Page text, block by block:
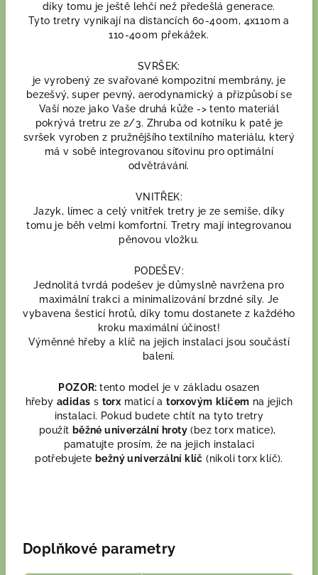
díky tomu je ještě lehčí než předešlá generace.
Tyto tretry vynikají na distancích 60-400m, 4x110m a
110-400m překážek.
SVRŠEK:
je vyrobený ze svařované kompozitní membrány, je
bezešvý, super pevný, aerodynamický a přizpůsobí se
Vaší noze jako Vaše druhá kůže -> tento materiál
pokrývá tretru ze 2/3. Zhruba od kotníku k patě je
svršek vyroben z pružnějšího textilního materiálu, který
má v sobě integrovanou síťovinu pro optimální
odvětrávání.
VNITŘEK:
Jazyk, límec a celý vnitřek tretry je ze semiše, díky
tomu je běh velmi komfortní. Tretry mají integrovanou
pěnovou vložku.
PODEŠEV:
Jednolitá tvrdá podešev je důmyslně navržena pro
maximální trakci a minimalizování brzdné síly. Je
vybavena šesticí hrotů, díky tomu dostanete z každého
kroku maximální účinost!
Výměnné hřeby a klíč na jejich instalaci jsou součástí
balení.
POZOR:tento model je v základu osazen
hřebyadidas s torx maticí atorxovým klíčem na jejich
instalaci. Pokud budete chtít na tyto tretry
použít běžné univerzální hroty (bez torx matice),
pamatujte prosím, že na jejich instalaci
potřebujete bežný univerzální klíč (nikoli torx klíč).
Doplňkové parametry